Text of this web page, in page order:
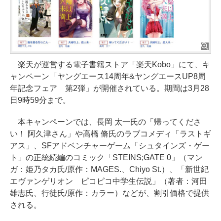
楽天が運営する電子書籍ストア「楽天Kobo」にて、キ
ャンペーン「ヤングエース14周年&ヤングエースUP8周
年記念フェア 第2弾」が開催されている。期間は3月28
日9時59分まで。
本キャンペーンでは、長岡 太一氏の「帰ってくださ
い！ 阿久津さん」や高橋 脩氏のラブコメディ「ラストギ
アス」、SFアドベンチャーゲーム「シュタインズ・ゲー
ト」の正統続編のコミック「STEINS;GATE 0」（マン
ガ：姫乃タカ氏/原作：MAGES.、Chiyo St.）、「新世紀
エヴァンゲリオン ピコピコ中学生伝説」（著者：河田
雄志氏、行徒氏/原作：カラー）などが、割引価格で提供
される。